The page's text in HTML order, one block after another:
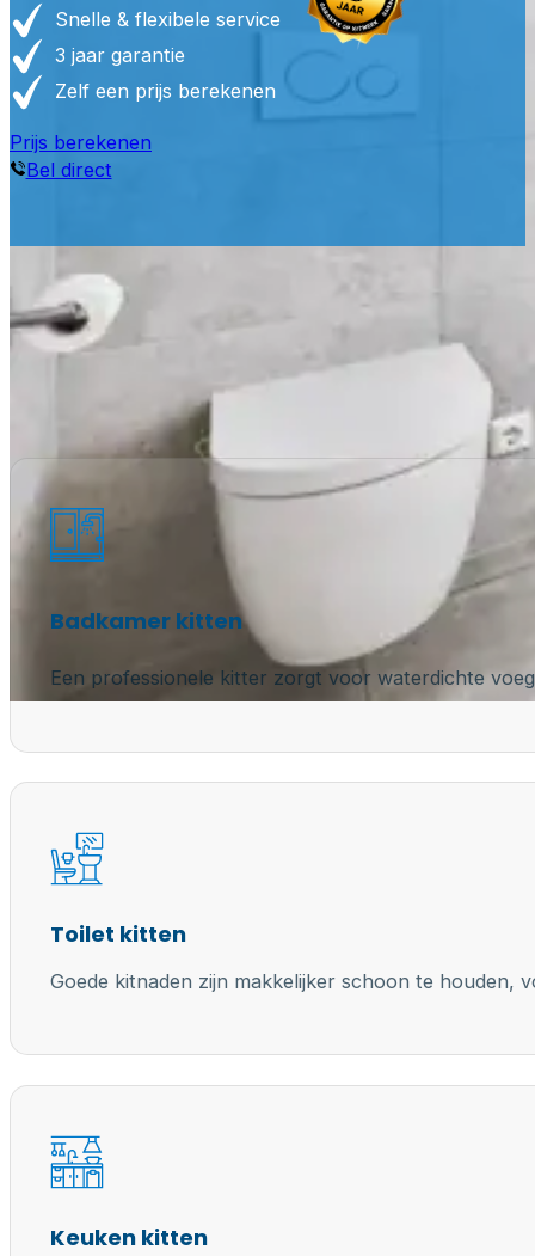
Snelle & flexibele service
3 jaar garantie
Zelf een prijs berekenen
Prijs berekenen
Bel direct
Professioneel gereedschap, juiste materialen en
duurzaam, waterdicht en perfect afgewerkt
Badkamer kitten
Een professionele kitter zorgt voor waterdichte
Toilet kitten
Goede kitnaden zijn makkelijker schoon te houden,
Keuken kitten